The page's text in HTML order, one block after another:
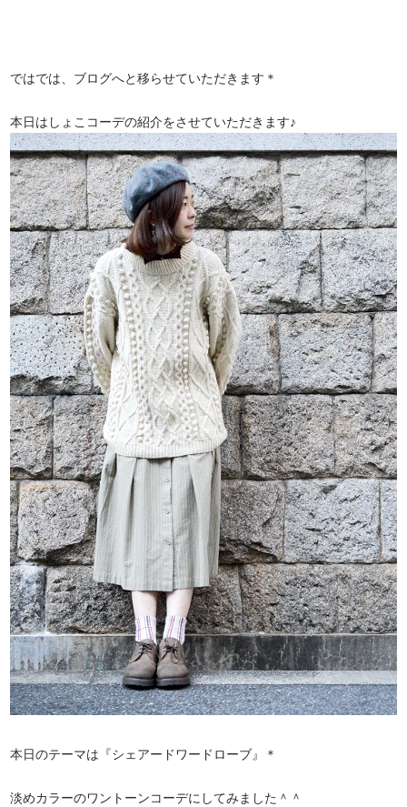
ではでは、ブログへと移らせていただきます＊
本日はしょこコーデの紹介をさせていただきます♪
本日のテーマは『シェアードワードローブ』＊
淡めカラーのワントーンコーデにしてみました＾＾